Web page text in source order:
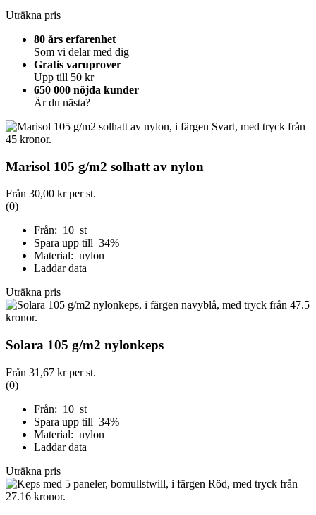
Uträkna pris
80 års erfarenhet
Som vi delar med dig
Gratis varuprover
Upp till 50 kr
650 000 nöjda kunder
Är du nästa?
Marisol 105 g/m2 solhatt av nylon
Från 30,00 krper st.
(0)
Från: 10 st
Spara upp till 34%
Material: nylon
Laddar data
Uträkna pris
Solara 105 g/m2 nylonkeps
Från 31,67 krper st.
(0)
Från: 10 st
Spara upp till 34%
Material: nylon
Laddar data
Uträkna pris